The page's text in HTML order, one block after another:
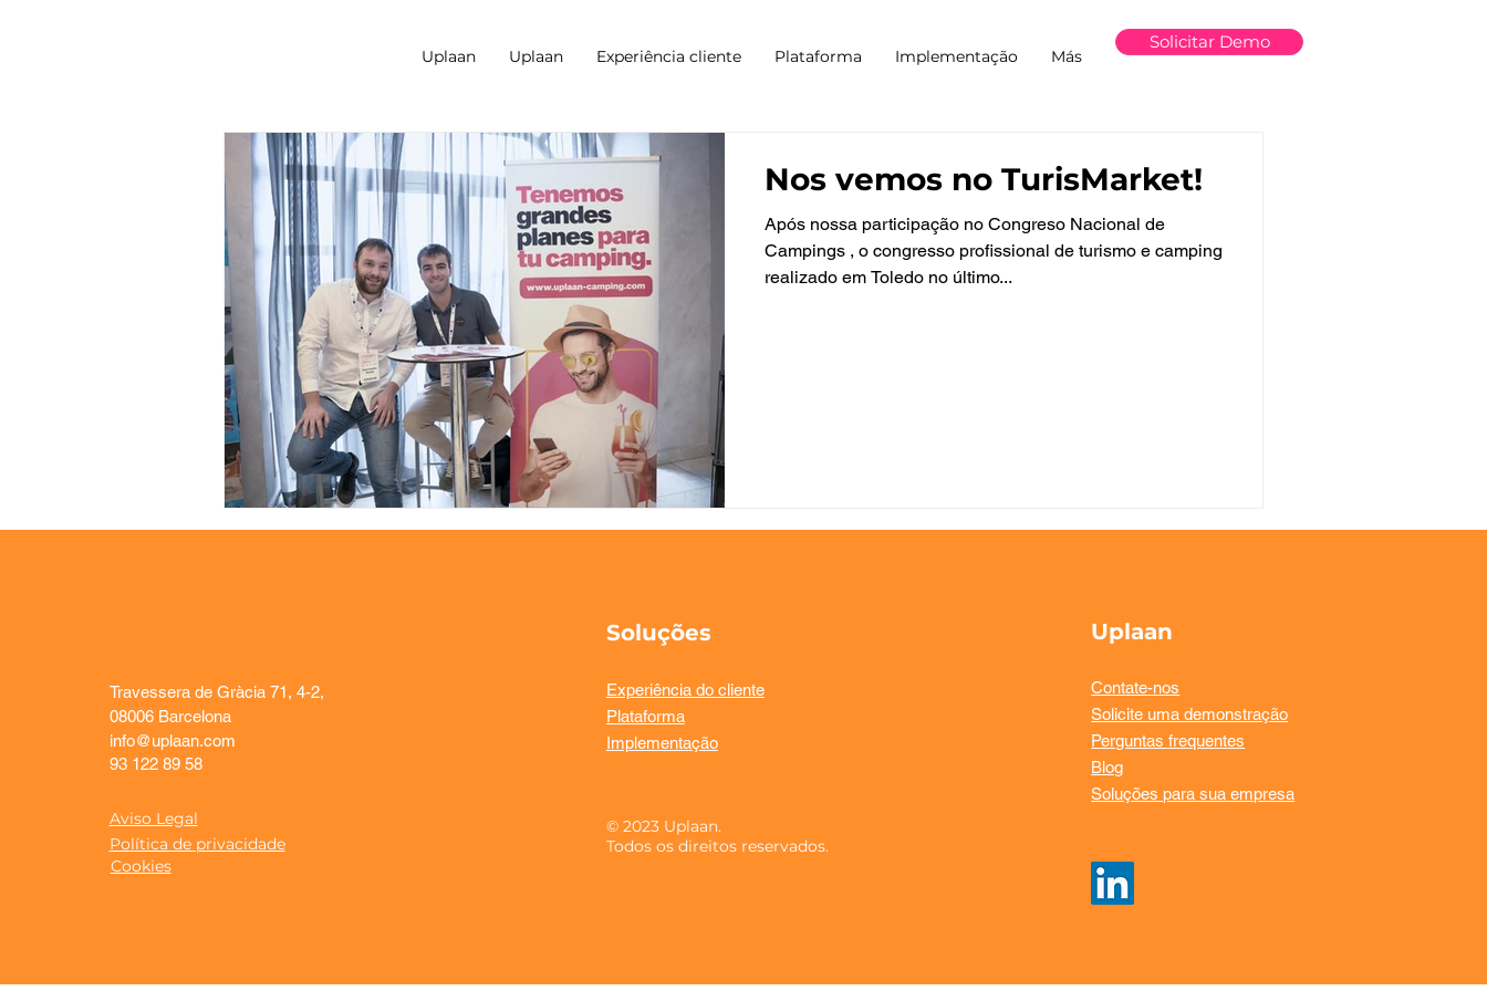
Uplaan Uplaan Experiência cliente Plataforma Implementação Más
Solicitar Demo
Nos vemos no TurisMarket!
Após nossa participação no Congreso Nacional de
Campings , o congresso profissional de turismo e camping
realizado em Toledo no último...
Travessera de Gràcia 71, 4-2,
08006 Barcelona
info@uplaan.com
93 122 89 58
Aviso Legal
Política de privacidade
Cookies
Soluções
Experiência do cliente
Plataforma
Implementação
© 2023 Uplaan.
Todos os direitos reservados.
Uplaan
Contate-nos
Solicite uma demonstração
Perguntas frequentes
Blog
Soluções para sua empresa